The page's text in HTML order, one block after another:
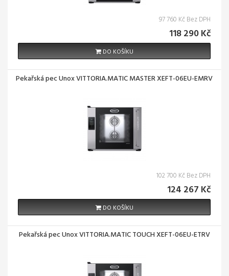
97 760 Kč Bez DPH
118 290 Kč
DO KOŠÍKU
Pekařská pec Unox VITTORIA.MATIC MASTER XEFT-06EU-EMRV
102 700 Kč Bez DPH
124 267 Kč
DO KOŠÍKU
Pekařská pec Unox VITTORIA.MATIC TOUCH XEFT-06EU-ETRV